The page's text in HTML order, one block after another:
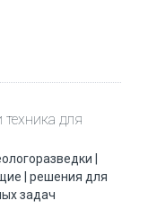
техника для
|
| решения для
задач